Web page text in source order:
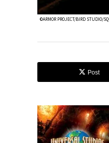
©ARMOR PROJECT/BIRD STUDIO/
Post